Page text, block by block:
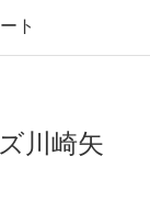
ト
川崎矢